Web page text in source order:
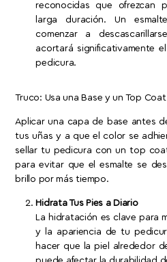
reconocidas que ofrezcan
larga duración. Un
comenzar a
acortará significativamente
pedicura.
Truco: Usa una Base y un Top Coat
Aplicar una capa de base antes
tus uñas y a que el color se
sellar tu pedicura con un top
para evitar que el esmalte se
brillo por más tiempo.
Hidrata Tus Pies a Diario
La hidratación es clave para
y la apariencia de tu
hacer que la piel alrededor